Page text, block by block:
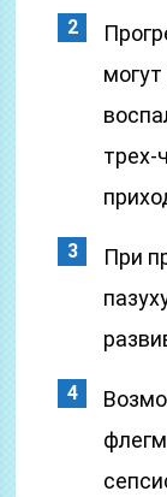
трех-
При